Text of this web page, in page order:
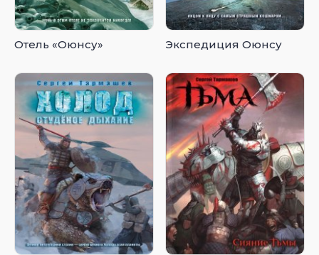
Отель «Оюнсу» Экспедиция Оюнсу